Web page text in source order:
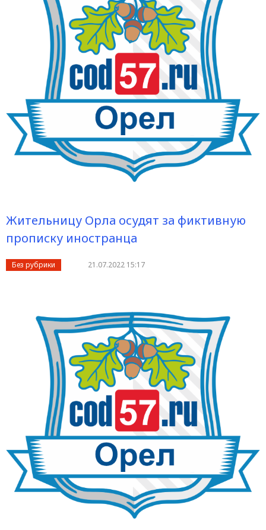
Жительницу Орла осудят за фиктивную
прописку иностранца
Без рубрики 21.07.2022 15:17